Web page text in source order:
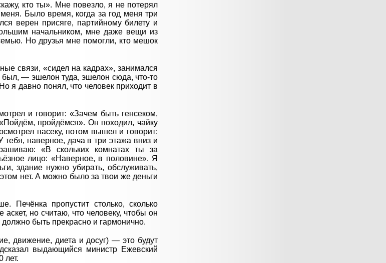
кто ты». Мне повезло, я не потерял
Было время, когда за год меня три
верен присяге, партийному билету и
начальником, мне даже вещи из
Но друзья мне помогли, кто мешок
связи, «сидел на кадрах», занимался
был, — эшелон туда, эшелон сюда, что-то
я давно понял, что человек приходит в
и говорит: «Зачем быть генсеком,
пройдёмся». Он походил, чайку
пасеку, потом вышел и говорит:
наверное, дача в три этажа вниз и
«В скольких комнатах ты за
лицо: «Наверное, в половине». Я
здание нужно убирать, обслуживать,
нет. А можно было за твои же деньги
Печёнка пропустит столько, сколько
но считаю, что человеку, чтобы он
быть прекрасно и гармонично.
движение, диета и досуг) — это будут
выдающийся министр Ежевский
лет.